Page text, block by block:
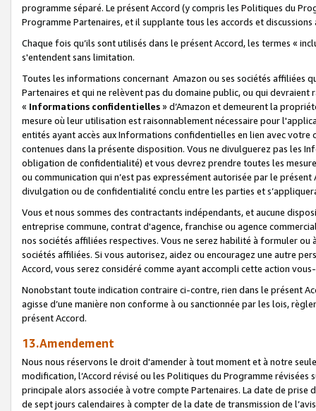
programme séparé. Le présent Accord (y compris les Politiques du
Programme Partenaires, et il supplante tous les accords et discussions
Chaque fois qu’ils sont utilisés dans le présent Accord, les termes «
s'entendent sans limitation.
Toutes les informations concernant Amazon ou ses sociétés affiliées
Partenaires et qui ne relèvent pas du domaine public, ou qui
« Informations confidentielles» d’Amazon et demeurent la
mesure où leur utilisation est raisonnablement nécessaire pour
entités ayant accès aux Informations confidentielles en lien avec
contenues dans la présente disposition. Vous ne divulguerez pas les
obligation de confidentialité) et vous devrez prendre toutes les
ou communication qui n’est pas expressément autorisée par le
divulgation ou de confidentialité conclu entre les parties et
Vous et nous sommes des contractants indépendants, et aucune
entreprise commune, contrat d'agence, franchise ou agence
nos sociétés affiliées respectives. Vous ne serez habilité à formuler
sociétés affiliées. Si vous autorisez, aidez ou encouragez une autre
Accord, vous serez considéré comme ayant accompli cette action
Nonobstant toute indication contraire ci-contre, rien dans le présent
agisse d’une manière non conforme à ou sanctionnée par les lois,
présent Accord.
13.Amendement
Nous nous réservons le droit d'amender à tout moment et à notre
modification, l’Accord révisé ou les Politiques du Programme
principale alors associée à votre compte Partenaires. La date de
de sept jours calendaires à compter de la date de transmission de